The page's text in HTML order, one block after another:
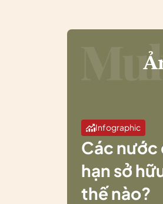
Infographic
Các nước
hạn sở
thế nào?